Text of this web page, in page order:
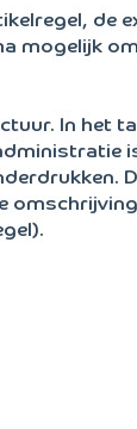
de
mogelijk
In het